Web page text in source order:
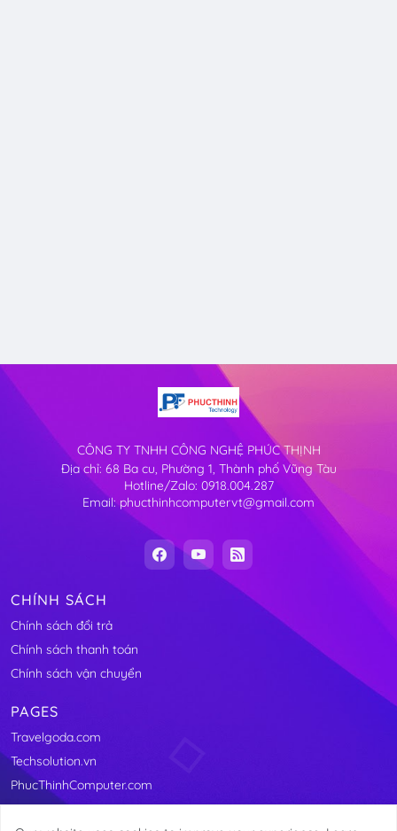
CÔNG TY TNHH CÔNG NGHỆ PHÚC THỊNH
Địa chỉ: 68 Ba cu, Phường 1, Thành phố Vũng Tàu
Hotline/Zalo: 0918.004.287
Email: phucthinhcomputervt@gmail.com
CHÍNH SÁCH
Chính sách đổi trả
Chính sách thanh toán
Chính sách vận chuyển
PAGES
Travelgoda.com
Techsolution.vn
PhucThinhComputer.com